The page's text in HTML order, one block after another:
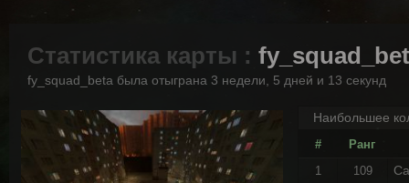
Статистика карты :
fy_squad_beta была отыграна 3 недели, 5 дней и 13 секунд
Наибольшее
#
Ранг
1
109